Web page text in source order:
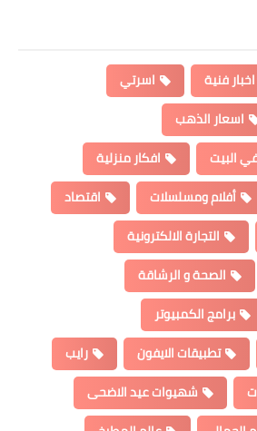
اخبار فنية
اسرتي
اسعار الذهب
البيت
افكار منزلية
أفلام ومسلسلات
اقتصاد
التجارة الالكترونية
الصحة و الرشاقة
برامج الكمبيوتر
تطبيقات الايفون
رايب
شهيوات عيد الاضحى